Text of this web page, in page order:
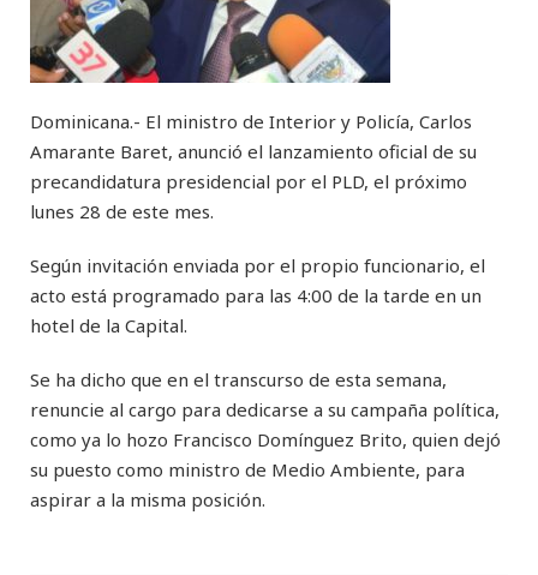
Dominicana.- El ministro de Interior y Policía, Carlos
Amarante Baret, anunció el lanzamiento oficial de su
precandidatura presidencial por el PLD, el próximo
lunes 28 de este mes.
Según invitación enviada por el propio funcionario, el
acto está programado para las 4:00 de la tarde en un
hotel de la Capital.
Se ha dicho que en el transcurso de esta semana,
renuncie al cargo para dedicarse a su campaña política,
como ya lo hozo Francisco Domínguez Brito, quien dejó
su puesto como ministro de Medio Ambiente, para
aspirar a la misma posición.